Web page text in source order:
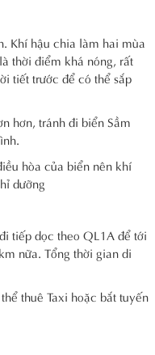
Khí hậu chia làm hai mùa
thời điểm khá nóng, rất
tiết trước để có thể sắp
hơn, tránh đi biển Sầm
hòa của biển nên khí
dưỡng
tiếp dọc theo QL1A để tới
nữa. Tổng thời gian di
thuê Taxi hoặc bắt tuyến